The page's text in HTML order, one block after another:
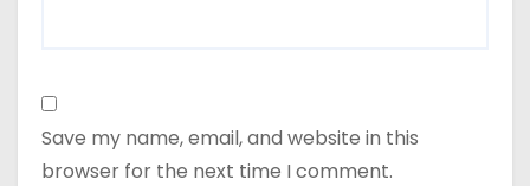
Save my name, email, and website in this
browser for the next time I comment.